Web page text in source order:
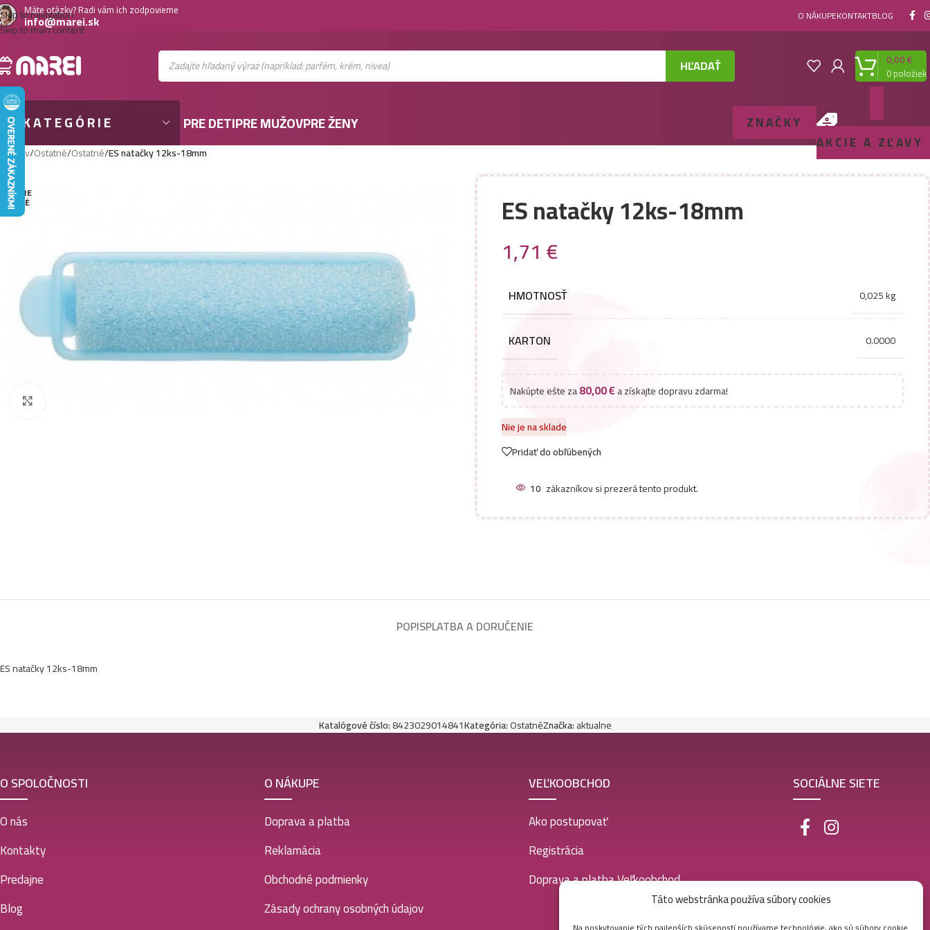
Táto webstránka používa súbory cookies
Skip to navigation
Skip to main content
Máte otázky? Radi vám ich zodpovieme
info@marei.sk O NÁKUPEKONTAKTBLOG
HĽADAŤ 0položiek
0,00€
KATEGÓRIE PRE DETIPRE MUŽOVPRE ŽENY
ZNAČKY
AKCIE A ZĽAVY
Domov/Ostatné/Ostatné/ES natačky 12ks-18mm
VYPRE
DANÉ ES natačky 12ks-18mm
1,71 €
HMOTNOSŤ 0,025 kg
KARTON 0.0000
Nakúpte ešte za80,00€a získajte dopravu zdarma!
Nie je na sklade
Pridať do obľúbených
10 zákazníkov si prezerá tento produkt.
POPISPLATBA A DORUČENIE
ES natačky 12ks-18mm
Katalógové číslo:8423029014841Kategória:OstatnéZnačka:aktualne
O SPOLOČNOSTI
O nás
Kontakty
Predajne
Blog
O NÁKUPE
Doprava a platba
Reklamácia
Obchodné podmienky
Zásady ochrany osobných údajov
VEĽKOOBCHOD
Ako postupovať
Registrácia
Doprava a platba Veľkoobchod
SOCIÁLNE SIETE